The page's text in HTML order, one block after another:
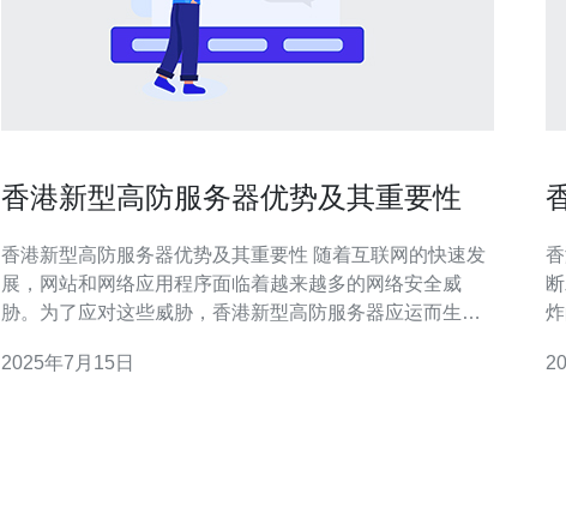
香港新型高防服务器优势及其重要性
香港新型高防服务器优势及其重要性 随着互联网的快速发
展，网站和网络应用程序面临着越来越多的网络安全威
胁。为了应对这些威胁，香港新型高防服务器应运而生。
中的重要性。 香港新型高防服务器相比传统服务器
2025年7月15日
香